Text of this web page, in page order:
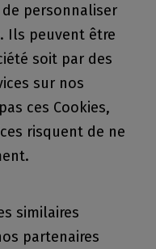
personnaliser
Ils peuvent être
soit par des
sur nos
ces Cookies,
risquent de ne
similaires
partenaires